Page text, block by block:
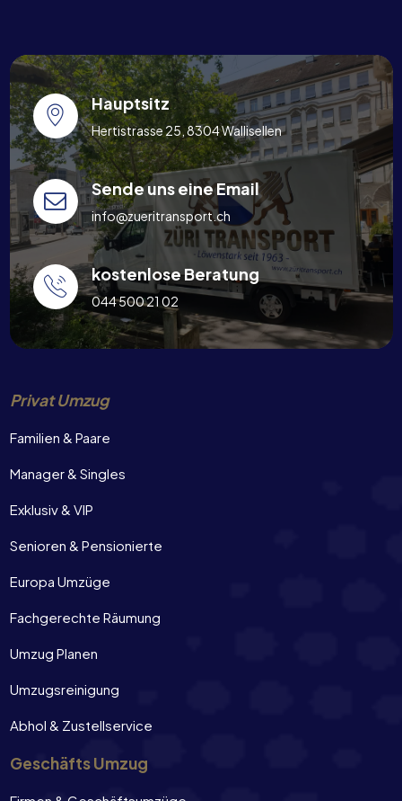
Hauptsitz
Hertistrasse 25, 8304 Wallisellen
Sende uns eine Email
info@zueritransport.ch
kostenlose Beratung
044 500 21 02
Privat Umzug
Familien & Paare
Manager & Singles
Exklusiv & VIP
Senioren & Pensionierte
Europa Umzüge
Fachgerechte Räumung
Umzug Planen
Umzugsreinigung
Abhol & Zustellservice
Geschäfts Umzug